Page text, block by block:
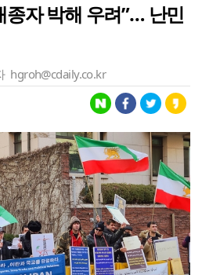
종자 박해 우려”… 난민
hgroh@cdaily.co.kr